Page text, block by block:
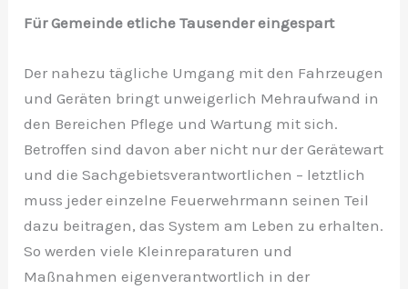
Für Gemeinde etliche Tausender eingespart
Der nahezu tägliche Umgang mit den Fahrzeugen
und Geräten bringt unweigerlich Mehraufwand in
den Bereichen Pflege und Wartung mit sich.
Betroffen sind davon aber nicht nur der Gerätewart
und die Sachgebietsverantwortlichen – letztlich
muss jeder einzelne Feuerwehrmann seinen Teil
dazu beitragen, das System am Leben zu erhalten.
So werden viele Kleinreparaturen und
Maßnahmen eigenverantwortlich in der